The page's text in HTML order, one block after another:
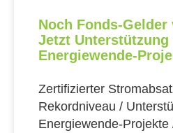
Noch Fonds-Gelder
Jetzt Unterstützung
Energiewende-
Zertifizierter
Rekordniveau /
Energiewende-Projekte